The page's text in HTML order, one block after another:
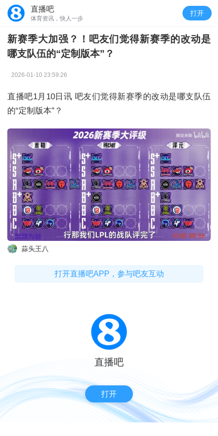
直播吧
体育资讯，快人一步
打开
新赛季大加强？！吧友们觉得新赛季的改动是
哪支队伍的“定制版本”？
2026-01-10 23:59:26
直播吧1月10日讯 吧友们觉得新赛季的改动是哪支队伍
的“定制版本”？
蒜头王八
打开直播吧APP，参与吧友互动
直播吧
打开